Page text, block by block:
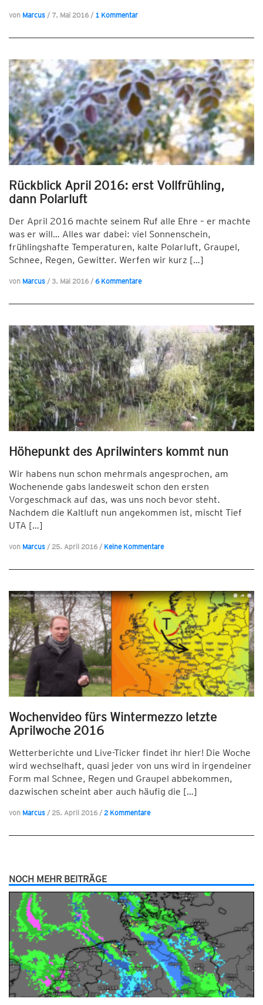
von Marcus / 7. Mai 2016/ 1 Kommentar
Rückblick April 2016: erst Vollfrühling,
dann Polarluft
Der April 2016 machte seinem Ruf alle Ehre – er machte
was er will… Alles war dabei: viel Sonnenschein,
frühlingshafte Temperaturen, kalte Polarluft, Graupel,
Schnee, Regen, Gewitter. Werfen wir kurz […]
von Marcus / 3. Mai 2016/ 6 Kommentare
Höhepunkt des Aprilwinters kommt nun
Wir habens nun schon mehrmals angesprochen, am
Wochenende gabs landesweit schon den ersten
Vorgeschmack auf das, was uns noch bevor steht.
Nachdem die Kaltluft nun angekommen ist, mischt Tief
UTA […]
von Marcus / 25. April 2016/ Keine Kommentare
Wochenvideo fürs Wintermezzo letzte
Aprilwoche 2016
Wetterberichte und Live-Ticker findet ihr hier! Die Woche
wird wechselhaft, quasi jeder von uns wird in irgendeiner
Form mal Schnee, Regen und Graupel abbekommen,
dazwischen scheint aber auch häufig die […]
von Marcus / 25. April 2016/ 2 Kommentare
NOCH MEHR BEITRÄGE